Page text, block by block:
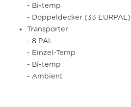
- Bi-temp
- Doppeldecker (33 EURPAL)
Transporter
- 8 PAL
- Einzel-Temp
- Bi-temp
- Ambient